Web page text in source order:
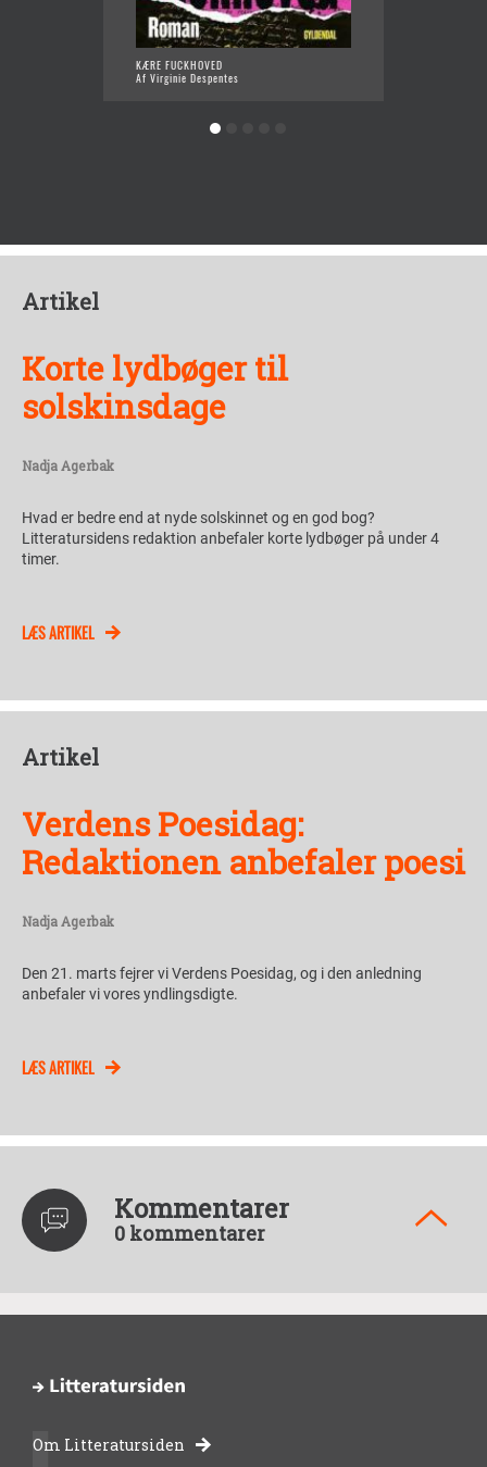
KÆRE FUCKHOVED
Af Virginie Despentes
Artikel
Korte lydbøger til
solskinsdage
Nadja Agerbak
Hvad er bedre end at nyde solskinnet og en god bog?
Litteratursidens redaktion anbefaler korte lydbøger på under 4
timer.
LÆS ARTIKEL
Artikel
Verdens Poesidag:
Redaktionen anbefaler poesi
Nadja Agerbak
Den 21. marts fejrer vi Verdens Poesidag, og i den anledning
anbefaler vi vores yndlingsdigte.
LÆS ARTIKEL
Kommentarer
0 kommentarer
Om Litteratursiden